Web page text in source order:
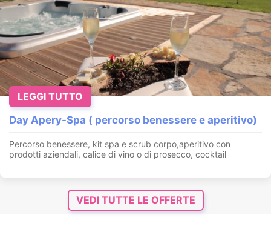
Day Apery-Spa ( percorso benessere e aperitivo)
Percorso benessere, kit spa e scrub corpo,aperitivo con
prodotti aziendali, calice di vino o di prosecco, cocktail
LEGGI TUTTO
VEDI TUTTE LE OFFERTE